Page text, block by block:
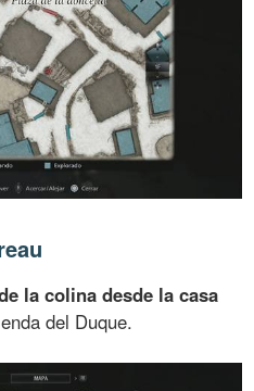
la colina desde la casa
del Duque.